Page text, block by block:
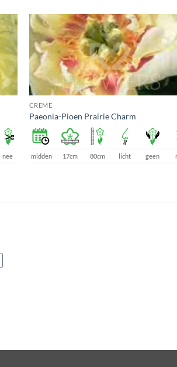
nee
CREME
Paeonia-Pioen Prairie Charm
midden 17cm 80cm licht geen